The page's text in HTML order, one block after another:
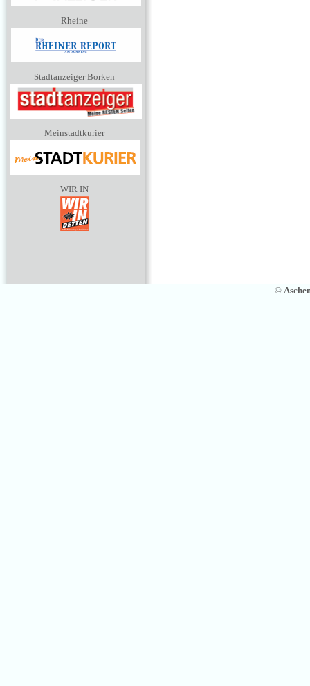
Rheine
Stadtanzeiger Borken
Meinstadtkurier
WIR IN
©